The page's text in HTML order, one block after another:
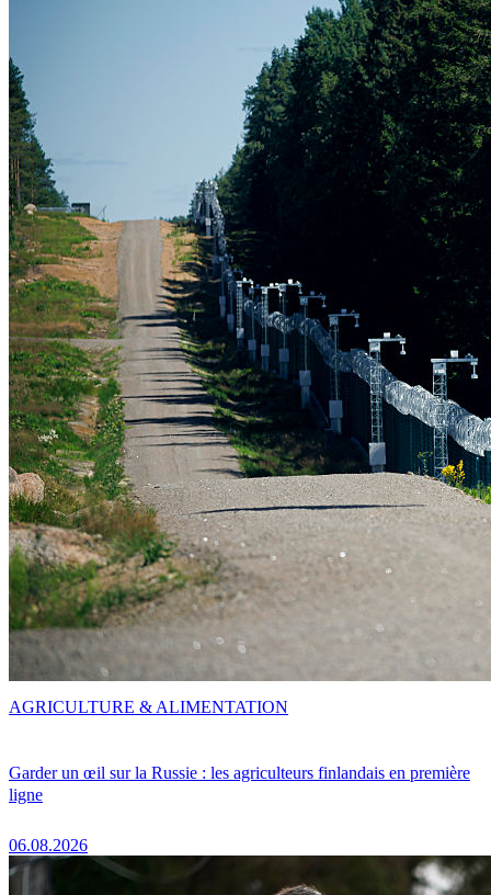
Garder un œil sur la Russie : les agriculteurs finlandais en première
ligne
06.08.2026
AGRICULTURE & ALIMENTATION